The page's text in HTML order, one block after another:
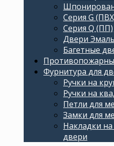
Серия G
Серия Q (ПП)
Двери Эмаль
Багетные
Фурнитура для
Ручки на
Ручки на
Петли для
Замки для
Накладки
двери